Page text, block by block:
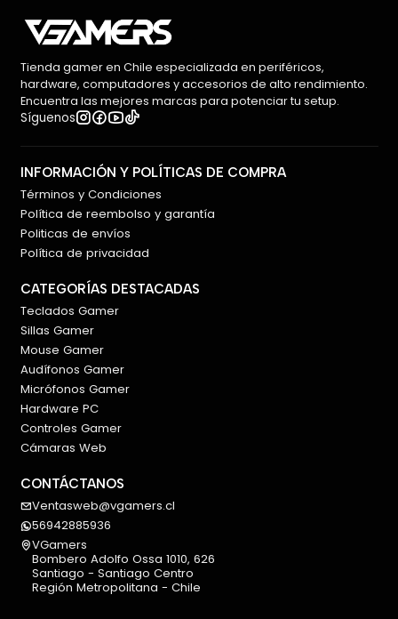
Tienda gamer en Chile especializada en periféricos,
hardware, computadores y accesorios de alto rendimiento.
Encuentra las mejores marcas para potenciar tu setup.
Síguenos
INFORMACIÓN Y POLÍTICAS DE COMPRA
Términos y Condiciones
Política de reembolso y garantía
Politicas de envíos
Política de privacidad
CATEGORÍAS DESTACADAS
Teclados Gamer
Sillas Gamer
Mouse Gamer
Audífonos Gamer
Micrófonos Gamer
Hardware PC
Controles Gamer
Cámaras Web
CONTÁCTANOS
Ventasweb@vgamers.cl
56942885936
VGamers
Bombero Adolfo Ossa 1010, 626
Santiago - Santiago Centro
Región Metropolitana - Chile